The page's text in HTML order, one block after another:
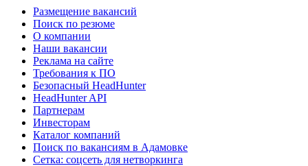
Размещение вакансий
Поиск по резюме
О компании
Наши вакансии
Реклама на сайте
Требования к ПО
Безопасный HeadHunter
HeadHunter API
Партнерам
Инвесторам
Каталог компаний
Поиск по вакансиям в Адамовке
Сетка: соцсеть для нетворкинга